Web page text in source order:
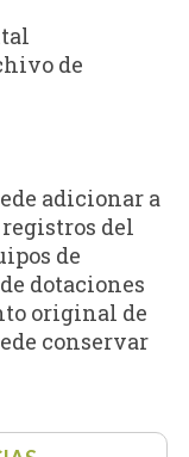
de
adicionar a
del
de
dotaciones
original de
conservar